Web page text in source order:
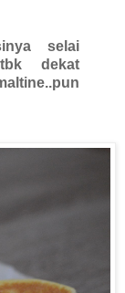
selai
dekat